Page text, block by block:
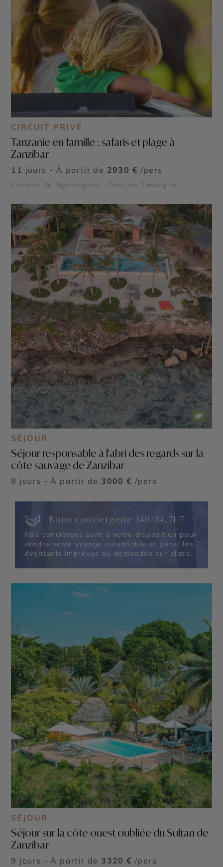
CIRCUIT PRIVÉ
Tanzanie en famille : safaris et plage à
Zanzibar
11 jours - À partir de 2930 € /pers
Cratère de Ngorongoro - Parc de Tarangire
SÉJOUR
Séjour responsable à l'abri des regards sur la
côte sauvage de Zanzibar
9 jours - À partir de 3000 € /pers
Notre conciergerie 24H/24, 7J/7
Nos concierges sont à votre disposition pour
rendre votre voyage inoubliable et gérer les
éventuels imprévus ou demandes sur place.
SÉJOUR
Séjour sur la côte ouest oubliée du Sultan de
Zanzibar
9 jours - À partir de 3320 € /pers